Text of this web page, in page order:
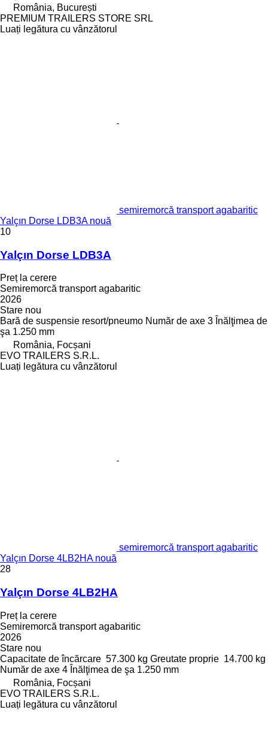
România, București
PREMIUM TRAILERS STORE SRL
Luați legătura cu vânzătorul
semiremorcă transport agabaritic
Yalçın Dorse LDB3A nouă
10
Yalçın Dorse LDB3A
Preț la cerere
Semiremorcă transport agabaritic
2026
Stare nou
Bară de suspensie resort/pneumo Număr de axe 3 Înălţimea de
şa 1.250 mm
România, Focșani
EVO TRAILERS S.R.L.
Luați legătura cu vânzătorul
semiremorcă transport agabaritic
Yalçın Dorse 4LB2HA nouă
28
Yalçın Dorse 4LB2HA
Preț la cerere
Semiremorcă transport agabaritic
2026
Stare nou
Capacitate de încărcare 57.300 kg Greutate proprie 14.700 kg
Număr de axe 4 Înălţimea de şa 1.250 mm
România, Focșani
EVO TRAILERS S.R.L.
Luați legătura cu vânzătorul